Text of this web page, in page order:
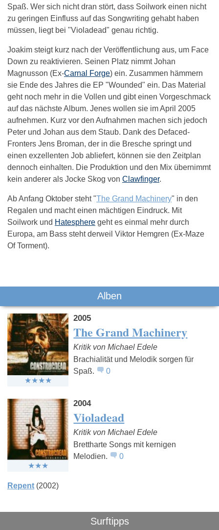
Spaß. Wer sich nicht dran stört, dass Soilwork einen nicht
zu geringen Einfluss auf das Songwriting gehabt haben
müssen, liegt bei "Violadead" genau richtig.
Joakim steigt kurz nach der Veröffentlichung aus, um Face
Down zu reaktivieren. Seinen Platz nimmt Johan
Magnusson (Ex-Carnal Forge) ein. Zusammen hämmern
sie Ende des Jahres die EP "Wounded" ein. Das Material
geht noch mehr in die Vollen und gibt einen Vorgeschmack
auf das nächste Album. Jenes wollen sie im April 2005
aufnehmen. Kurz vor den Aufnahmen machen sich jedoch
Peter und Johan aus dem Staub. Dank des Defaced-
Fronters Jens Broman, der in die Bresche springt und
einen exzellenten Job abliefert, können sie den Zeitplan
dennoch einhalten. Die Produktion und den Mix übernimmt
kein anderer als Jocke Skog von Clawfinger.
Ab Anfang Oktober steht "The Grand Machinery" in den
Regalen und macht einen mächtigen Eindruck. Mit
Soilwork und Hatesphere geht es einmal mehr durch
Europa, am Bass steht derweil Viktor Hemgren (Ex-Maze
Of Torment).
Das könnte Dich auch interessieren:
Rammstein
Rage Against
Alben
2005
The Grand Machinery
Kritik von Michael Edele
Brachialität und Melodik sorgen für
Spaß.
0
2004
Violadead
Kritik von Michael Edele
Brettharte Songs mit kernigen
Melodien.
0
Repent (2002)
Surftipps